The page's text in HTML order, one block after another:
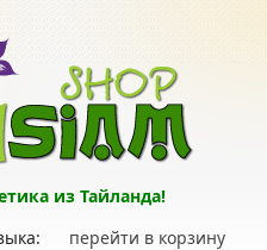
из Тайланда!
перейти в корзину